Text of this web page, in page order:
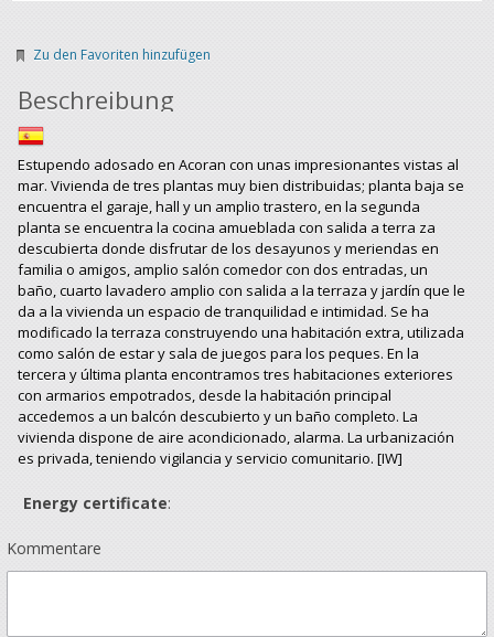
Zu den Favoriten hinzufügen
Beschreibung
Estupendo adosado en Acoran con unas impresionantes vistas al
mar. Vivienda de tres plantas muy bien distribuidas; planta baja se
encuentra el garaje, hall y un amplio trastero, en la segunda
planta se encuentra la cocina amueblada con salida a terra za
descubierta donde disfrutar de los desayunos y meriendas en
familia o amigos, amplio salón comedor con dos entradas, un
baño, cuarto lavadero amplio con salida a la terraza y jardín que le
da a la vivienda un espacio de tranquilidad e intimidad. Se ha
modificado la terraza construyendo una habitación extra, utilizada
como salón de estar y sala de juegos para los peques. En la
tercera y última planta encontramos tres habitaciones exteriores
con armarios empotrados, desde la habitación principal
accedemos a un balcón descubierto y un baño completo. La
vivienda dispone de aire acondicionado, alarma. La urbanización
es privada, teniendo vigilancia y servicio comunitario. [IW]
Energy certificate:
Kommentare